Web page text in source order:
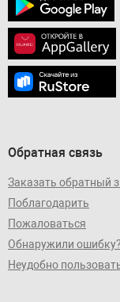
Обратная связь
Заказать обратный
Поблагодарить
Пожаловаться
Обнаружили ошибку?
Неудобно